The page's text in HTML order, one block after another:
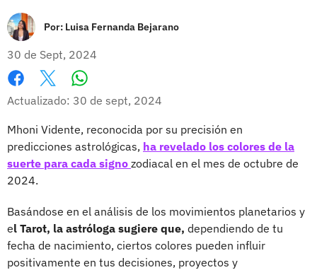
Por: Luisa Fernanda Bejarano
30 de Sept, 2024
Facebook
X
Actualizado: 30 de sept, 2024
Mhoni Vidente, reconocida por su precisión en
predicciones astrológicas, ha revelado los colores de la
suerte para cada signo zodiacal en el mes de octubre de
2024.
Basándose en el análisis de los movimientos planetarios y
el Tarot, la astróloga sugiere que, dependiendo de tu
fecha de nacimiento, ciertos colores pueden influir
positivamente en tus decisiones, proyectos y